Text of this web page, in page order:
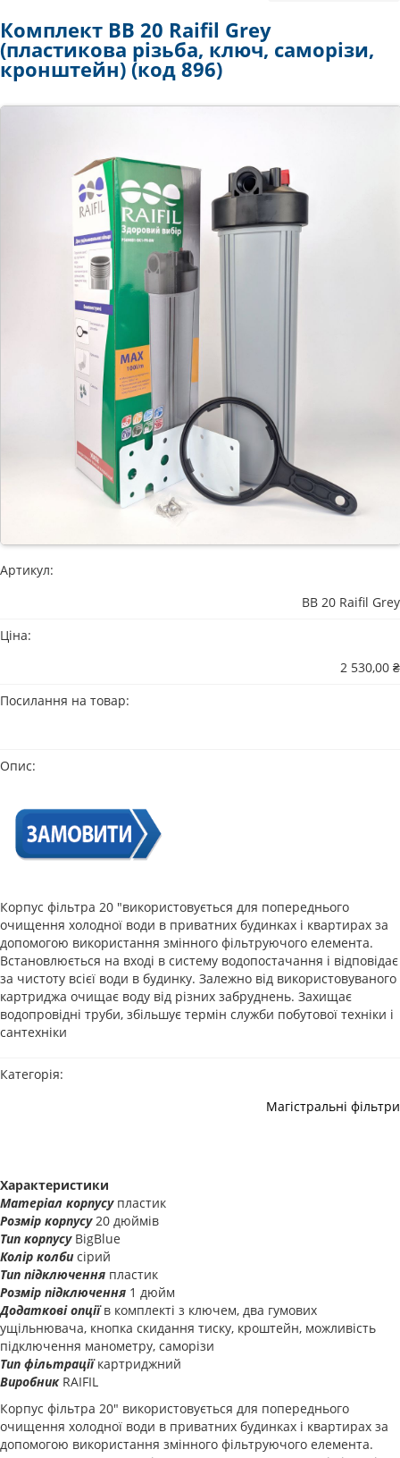
Комплект BB 20 Raifil Grey
(пластикова різьба, ключ, саморізи,
кронштейн) (код 896)
Артикул:
BB 20 Raifil Grey
Ціна:
2 530,00 ₴
Посилання на товар:
Опис:
Корпус фільтра 20 "використовується для попереднього
очищення холодної води в приватних будинках і квартирах за
допомогою використання змінного фільтруючого елемента.
Встановлюється на вході в систему водопостачання і відповідає
за чистоту всієї води в будинку. Залежно від використовуваного
картриджа очищає воду від різних забруднень. Захищає
водопровідні труби, збільшує термін служби побутової техніки і
сантехніки
Категорія:
Магістральні фільтри
Характеристики
Матеріал корпусупластик
Розмір корпусу20 дюймів
Тип корпусуBigBlue
Колір колбисірий
Тип підключення пластик
Розмір підключення 1 дюйм
Додаткові опціїв комплекті з ключем, два гумових
ущільнювача, кнопка скидання тиску, кроштейн, можливість
підключення манометру, саморізи
Тип фільтраціїкартриджний
ВиробникRAIFIL
Корпус фільтра 20" використовується для попереднього
очищення холодної води в приватних будинках і квартирах за
допомогою використання змінного фільтруючого елемента.